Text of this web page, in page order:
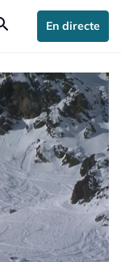
En directe